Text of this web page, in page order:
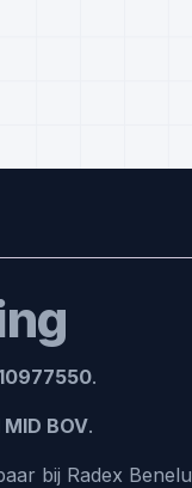
.
MID BOV.
bij Radex